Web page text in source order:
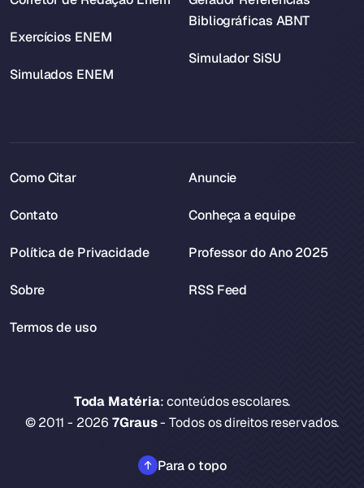
Exercícios ENEM
Simulados ENEM
Bibliográficas ABNT
Simulador SiSU
Toda Matéria: conteúdos escolares.
© 2011 - 20267Graus- Todos os direitos reservados.
Para o topo
Como Citar
Contato
Política de Privacidade
Sobre
Termos de uso
Anuncie
Conheça a equipe
Professor do Ano 2025
RSS Feed